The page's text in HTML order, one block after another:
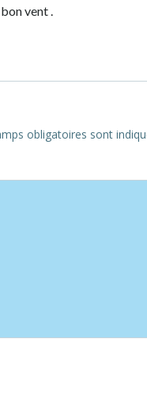
vent .
obligatoires sont